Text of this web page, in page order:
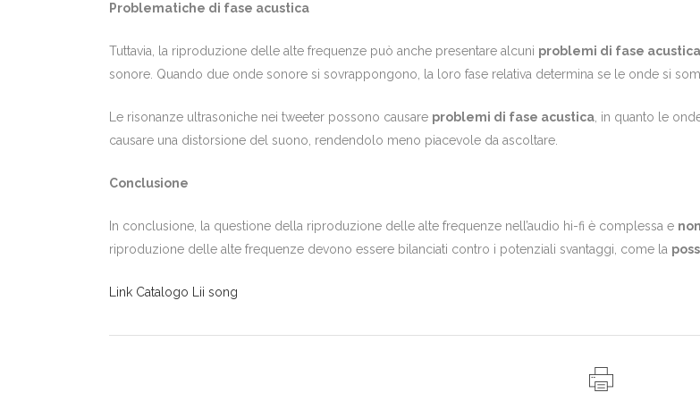
Problematiche di fase acustica
Tuttavia, la riproduzione delle alte frequenze può anche presentare alcuni problemi di fase acustica
sonore. Quando due onde sonore si sovrappongono, la loro fase relativa determina se le onde si
Le risonanze ultrasoniche nei tweeter possono causare problemi di fase acustica, in quanto le
causare una distorsione del suono, rendendolo meno piacevole da ascoltare.
Conclusione
In conclusione, la questione della riproduzione delle alte frequenze nell’audio hi-fi è complessa e
riproduzione delle alte frequenze devono essere bilanciati contro i potenziali svantaggi, come la
Link Catalogo Lii song